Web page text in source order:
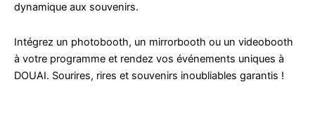
dynamique aux souvenirs.
Intégrez un photobooth, un mirrorbooth ou un videobooth
à votre programme et rendez vos événements uniques à
DOUAI. Sourires, rires et souvenirs inoubliables garantis !